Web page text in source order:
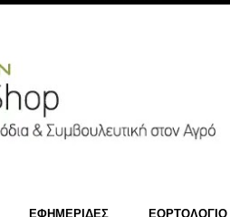
ΕΦΗΜΕΡΙΔΕΣ ΕΟΡΤΟΛΟΓΙΟ